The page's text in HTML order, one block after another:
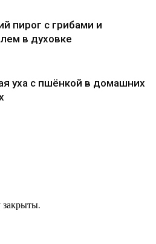
пирог с грибами и
в духовке
уха с пшёнкой в домашних
закрыты.